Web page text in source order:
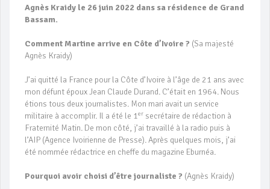
Agnès Kraidy le 26 juin 2022 dans sa résidence de Grand
Bassam.
Comment Martine arrive en Côte d’Ivoire ? (Sa majesté
Agnès Kraidy)
J’ai quitté la France pour la Côte d’Ivoire à l’âge de 21 ans avec
mon défunt époux Jean Claude Durand. C’était en 1964. Nous
étions tous deux journalistes. Mon mari avait un service
militaire à accomplir. Il a été le 1er secrétaire de rédaction à
Fraternité Matin. De mon côté, j’ai travaillé à la radio puis à
l’AIP (Agence Ivoirienne de Presse). Après quelques mois, j’ai
été nommée rédactrice en cheffe du magazine Eburnéa.
Pourquoi avoir choisi d’être journaliste ? (Agnès Kraidy)